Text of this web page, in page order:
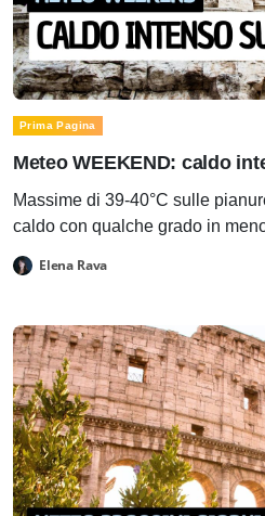
Prima Pagina
Meteo WEEKEND: caldo
Massime di 39-40°C sulle
caldo con qualche grado in
Elena Rava